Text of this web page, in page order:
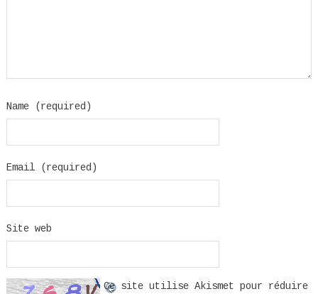
Name (required)
Email (required)
Site web
Ce site utilise Akismet pour réduire